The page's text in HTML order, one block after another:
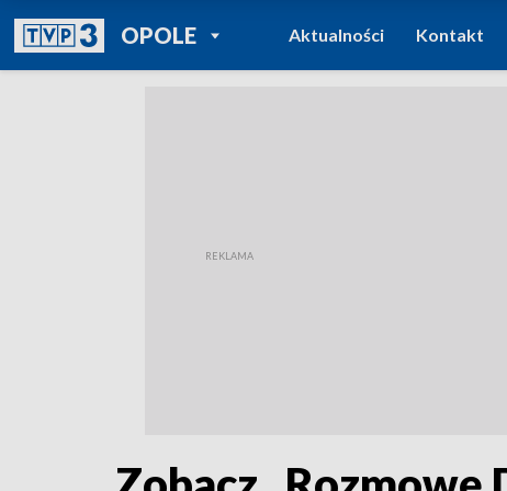
OPOLEPOWRÓT DO
TVP REGIONY
Aktualności Kontakt